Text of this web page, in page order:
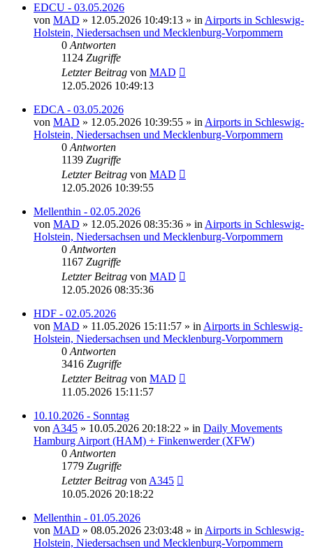
EDCU - 03.05.2026
von MAD » 12.05.2026 10:49:13 » in Airports in Schleswig-
Holstein, Niedersachsen und Mecklenburg-Vorpommern
0 Antworten
1124 Zugriffe
Letzter Beitrag von MAD
12.05.2026 10:49:13
EDCA - 03.05.2026
von MAD » 12.05.2026 10:39:55 » in Airports in Schleswig-
Holstein, Niedersachsen und Mecklenburg-Vorpommern
0 Antworten
1139 Zugriffe
Letzter Beitrag von MAD
12.05.2026 10:39:55
Mellenthin - 02.05.2026
von MAD » 12.05.2026 08:35:36 » in Airports in Schleswig-
Holstein, Niedersachsen und Mecklenburg-Vorpommern
0 Antworten
1167 Zugriffe
Letzter Beitrag von MAD
12.05.2026 08:35:36
HDF - 02.05.2026
von MAD » 11.05.2026 15:11:57 » in Airports in Schleswig-
Holstein, Niedersachsen und Mecklenburg-Vorpommern
0 Antworten
3416 Zugriffe
Letzter Beitrag von MAD
11.05.2026 15:11:57
10.10.2026 - Sonntag
von A345 » 10.05.2026 20:18:22 » in Daily Movements
Hamburg Airport (HAM) + Finkenwerder (XFW)
0 Antworten
1779 Zugriffe
Letzter Beitrag von A345
10.05.2026 20:18:22
Mellenthin - 01.05.2026
von MAD » 08.05.2026 23:03:48 » in Airports in Schleswig-
Holstein, Niedersachsen und Mecklenburg-Vorpommern